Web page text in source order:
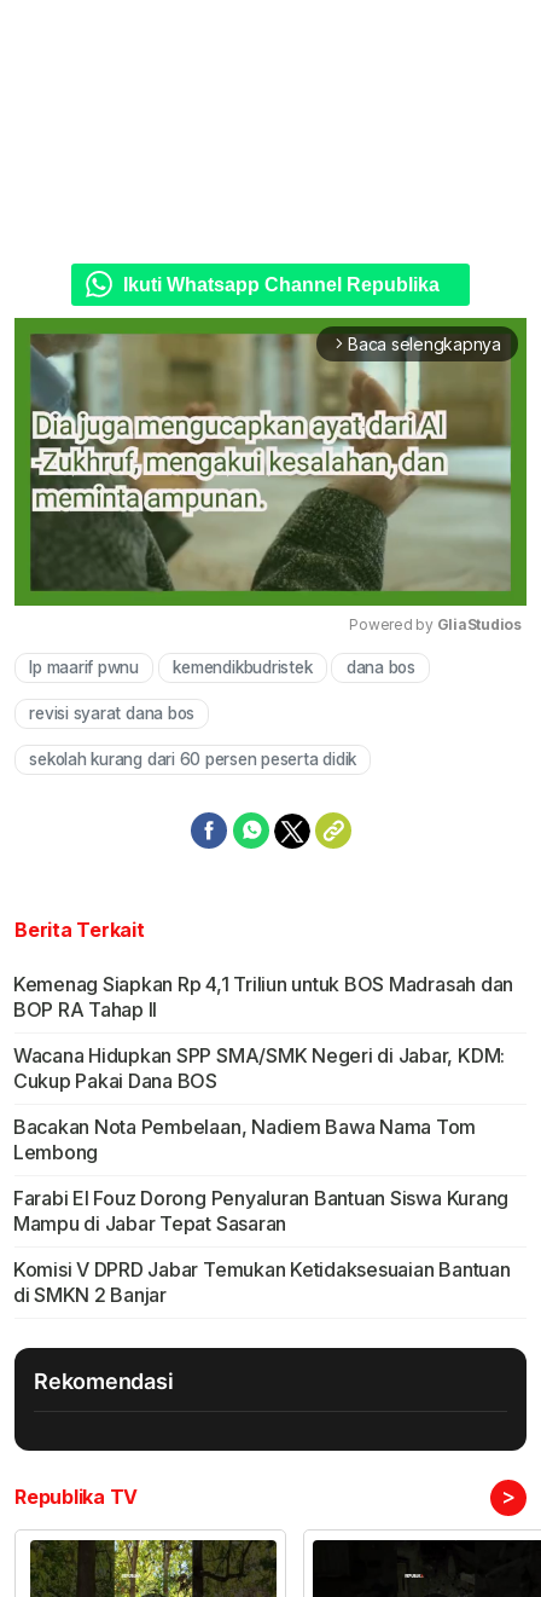
Ikuti Whatsapp Channel Republika
arrow_forward_ios Baca selengkapnya
Powered by GliaStudios
lp maarif pwnu kemendikbudristek dana bos
revisi syarat dana bos
sekolah kurang dari 60 persen peserta didik
Berita Terkait
Kemenag Siapkan Rp 4,1 Triliun untuk BOS Madrasah dan
BOP RA Tahap II
Wacana Hidupkan SPP SMA/SMK Negeri di Jabar, KDM:
Cukup Pakai Dana BOS
Bacakan Nota Pembelaan, Nadiem Bawa Nama Tom
Lembong
Farabi El Fouz Dorong Penyaluran Bantuan Siswa Kurang
Mampu di Jabar Tepat Sasaran
Komisi V DPRD Jabar Temukan Ketidaksesuaian Bantuan
di SMKN 2 Banjar
Rekomendasi
Republika TV >